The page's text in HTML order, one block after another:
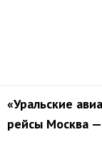
«Уральские
рейсы Москва